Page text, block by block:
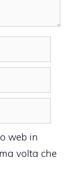
web in
volta che